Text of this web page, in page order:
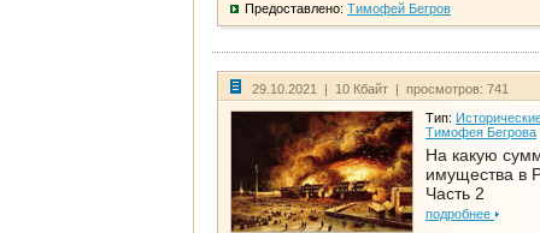
Предоставлено: Тимофей Бегров
29.10.2021 | 10 Кбайт | просмотров: 741
Тип:
Тимофея Бегрова
На какую
имущества в
Часть 2
подробнее